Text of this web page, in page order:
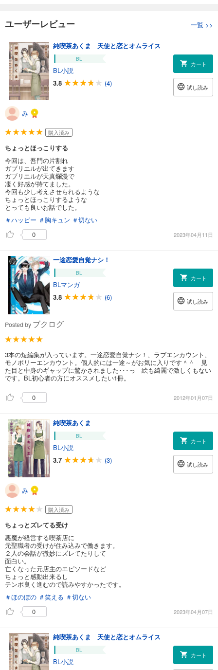
ユーザーレビュー 一覧 >>
純喫茶あくま 天使と恋とオムライス
BL
BL小説
3.8
(4)
カート
試し読み
み
購入済み
ちょっとほっこりする
今回は、吾門の片割れ
ガブリエルが出てきます
ガブリエルが天真爛漫で
凄く好感が持てました。
今回も少し考えさせられるような
ちょっとほっこりするような
とっても良いお話でした。
＃ハッピー ＃胸キュン ＃切ない
0
2023年04月11日
一途恋愛自覚ナシ！
BL
BLマンガ
3.8
(6)
カート
試し読み
Posted by ブクログ
3本の短編集が入っています。一途恋愛自覚ナシ！、ラブエンカウント、
モノポリーエンカウント。個人的には一途～がお気に入りです＾＾ 見
た目と中身のギャップに驚かされました･･･っ 絵も綺麗で激しくもない
です。BL初心者の方にオススメしたい1冊。
0 2012年01月07日
純喫茶あくま
BL
BL小説
3.7
(3)
カート
試し読み
み
購入済み
ちょっとズレてる受け
悪魔が経営する喫茶店に
元聖職者の受けが住み込みで働きます。
２人の会話が微妙にズレてたりして
面白い。
亡くなった元店主のエピソードなど
ちょっと感動出来るし
テンポ良く進むので読みやすかったです。
＃ほのぼの ＃笑える ＃切ない
0
2023年04月07日
純喫茶あくま 天使と恋とオムライス
BL
BL小説
カート